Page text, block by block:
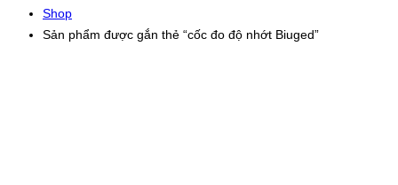
Shop
Sản phẩm được gắn thẻ “cốc đo độ nhớt Biuged”